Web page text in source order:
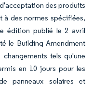
des produits
des normes spécifiées,
édition publié le 2 avril
le Building Amendment
tels qu'une
en 10 jours pour les
panneaux solaires et